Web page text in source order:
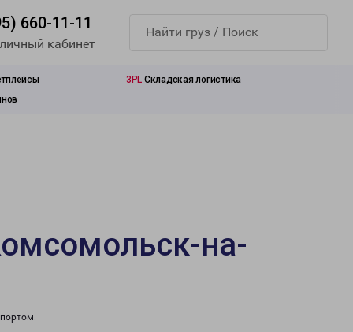
660-11-11
кабинет
3PL Складская логистика
на-